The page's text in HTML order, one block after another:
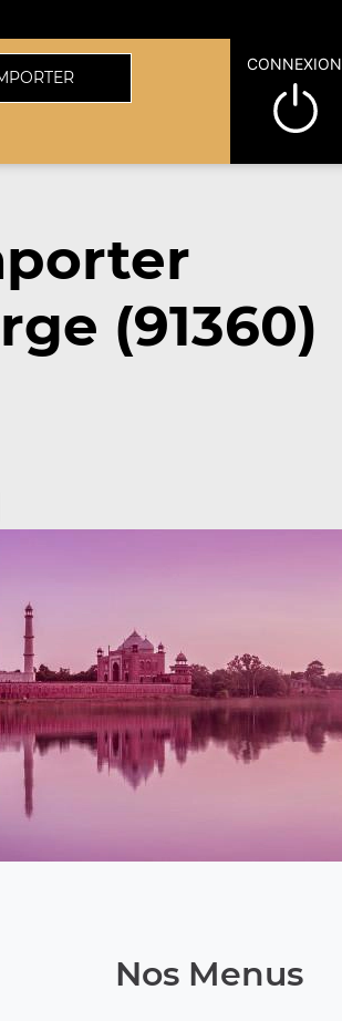
CONNEXION
(91360)
Nos Menus